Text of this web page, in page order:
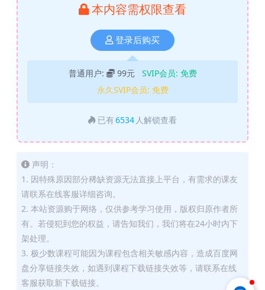
本内容需权限查看
登录后购买
普通用户: 99元 SVIP会员: 免费
永久SVIP会员: 免费
已有6534 人解锁查看
声明：
1. 因特殊原因部分稀缺资源无法直接上平台，有需求的课友
请联系在线客服详细咨询。
2. 本站资源购于网络，仅供参考学习使用，版权归原作者所
有。若侵犯到您的权益，请告知我们，我们将在24小时内下
架处理。
3. 极少数课程可能因为课程包含相关敏感内容，造成百度网
盘分享链接失效，如遇到课程下载链接失效等，请联系在线
客服获取新下载链接。